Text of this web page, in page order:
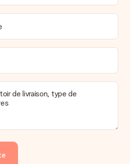
de livraison, type de